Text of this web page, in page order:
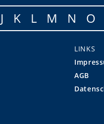
J K L M N O
LINKS
AGB